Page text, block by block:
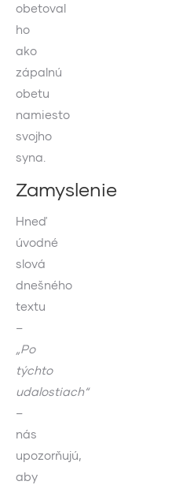
obetoval
ho
ako
zápalnú
obetu
namiesto
svojho
syna.
Zamyslenie
Hneď
úvodné
slová
dnešného
textu
–
„Po
týchto
udalostiach“
–
nás
upozorňujú,
aby